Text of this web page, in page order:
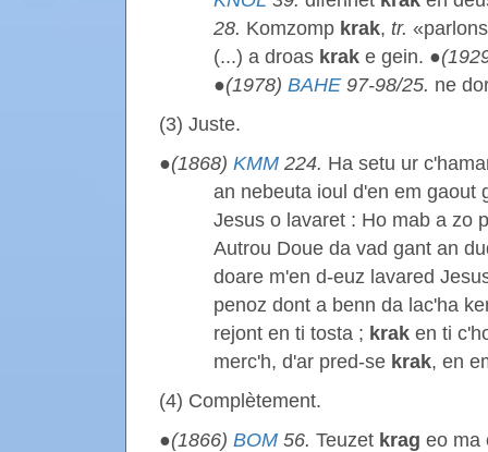
28. Komzomp krak, tr.
(...) a droas krak e gein. ●
●(1978) BAHE 97-98/25. ne
(3) Juste.
●(1868) KMM 224. Ha setu ur
an nebeuta ioul d'en em gaout
Jesus o lavaret : Ho mab a zo
Autrou Doue da vad gant an
doare m'en d-euz lavared
penoz dont a benn da lac'ha
rejont en ti tosta ; krak en ti
merc'h, d'ar pred-se krak, en
(4) Complètement.
●(1866) BOM 56. Teuzet krag eo ma